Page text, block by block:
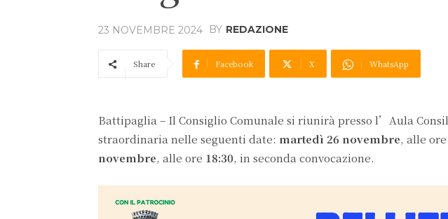
23 NOVEMBRE 2024 BY REDAZIONE
Share Facebook X WhatsApp
Battipaglia – Il Consiglio Comunale si riunirà presso l’Aula
straordinaria nelle seguenti date: martedì 26 novembre, alle ore
novembre, alle ore 18:30, in seconda convocazione.